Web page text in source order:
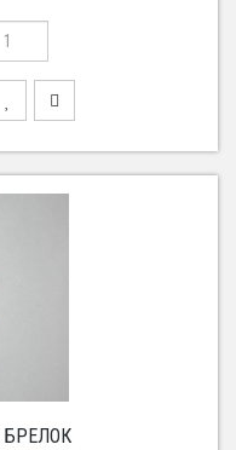
БРЕЛОК